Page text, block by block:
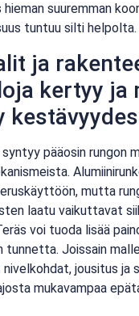
hieman suuremman
tuntuu silti helpolta.
ja
kertyy ja
syntyy pääosin rungon
mutta
laatu vaikuttavat
voi tuoda lisää
tunnetta. Joissain
jousitus ja
mukavampaa